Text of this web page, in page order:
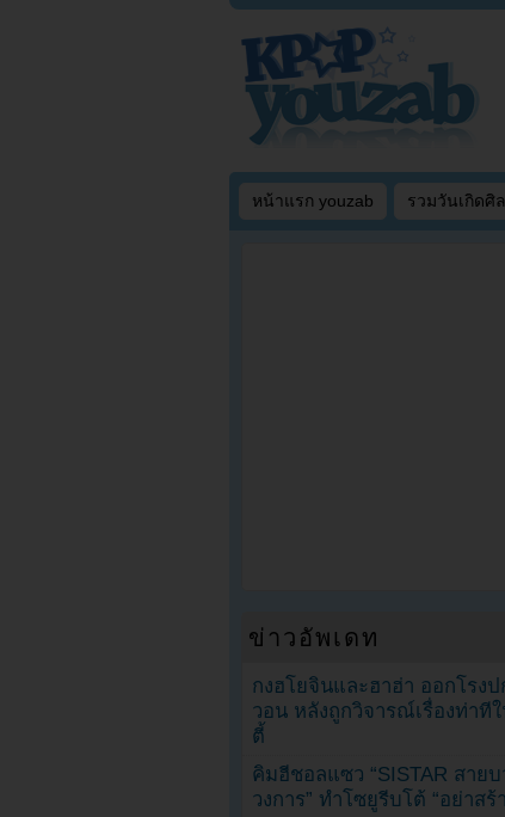
หน้าแรก youzab รวมวันเกิดศิ
ข่าวอัพเดท
กงฮโยจินและฮาฮ่า ออกโรง
วอน หลังถูกวิจารณ์เรื่องท่าทีใ
ตี้
คิมฮีชอลแซว “SISTAR สาย
วงการ” ทำโซยูรีบโต้ “อย่าสร้